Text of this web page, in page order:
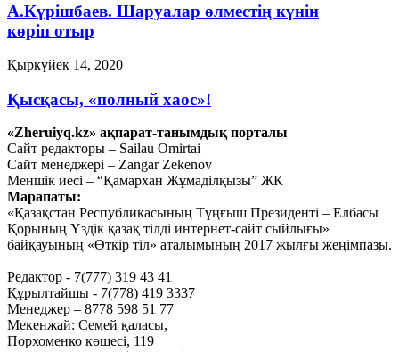
А.Күрішбаев. Шаруалар өлместің күнін
көріп отыр
Қыркүйек 14, 2020
Қысқасы, «полный хаос»!
Қыркүйек 10, 2020
Ахметов 2025 жылға дейін жоспар
жасап қойды
Қыркүйек 9, 2020
Тағы оқу
«Zheruiyq.kz» ақпарат-танымдық порталы
Сайт редакторы – Sailau Omirtai
Сайт менеджері – Zangar Zekenov
Меншік иесі – “Қамархан Жұмаділқызы” ЖК
Марапаты:
«Қазақстан Республикасының Тұңғыш Президенті – Елбасы
Қорының Үздік қазақ тілді интернет-сайт сыйлығы»
байқауының «Өткір тіл» аталымының 2017 жылғы жеңімпазы.
Редактор - 7(777) 319 43 41
Құрылтайшы - 7(778) 419 3337
Менеджер – 8778 598 51 77
Мекенжай: Семей қаласы,
Порхоменко көшесі, 119